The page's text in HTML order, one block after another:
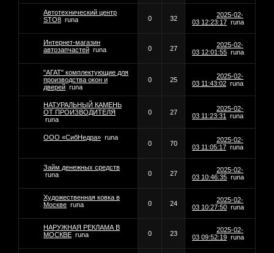
Автотехнический центр
STO8 runa 0 32
2025-02-
03 12:23:17 runa
Интернет-магазин
автозапчастей runa 0 27
2025-02-
03 12:01:55 runa
"АГАТ" комплектующие для
производства окон и
дверей runa
0 25
2025-02-
03 11:43:02 runa
НАТУРАЛЬНЫЙ КАМЕНЬ
ОТ ПРОИЗВОДИТЕЛЯ
runa
0 27
2025-02-
03 11:23:31
runa
ООО «СибНедра» runa
0
70
2025-02-
03 11:05:17 runa
Займ денежных средств
runa
0 27
2025-02-
03 10:46:35 runa
Художественная ковка в
Москве runa 0 24
2025-02-
03 10:27:50 runa
НАРУЖНАЯ РЕКЛАМА В
МОСКВЕ runa 0 23
2025-02-
03 09:52:19 runa